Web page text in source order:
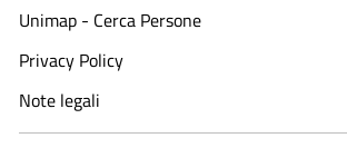
Unimap - Cerca Persone
Privacy Policy
Note legali